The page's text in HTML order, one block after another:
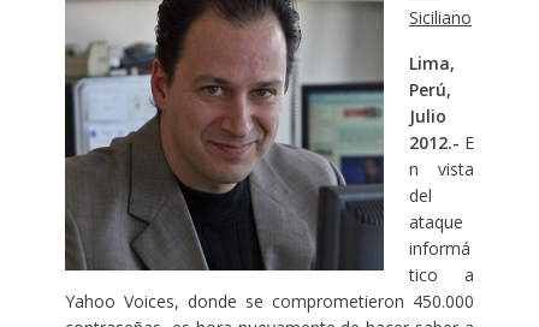
Siciliano
Lima,
Perú,
Julio
2012.- E
n vista
del
ataque
informá
tico a
Yahoo Voices, donde se comprometieron 450.000